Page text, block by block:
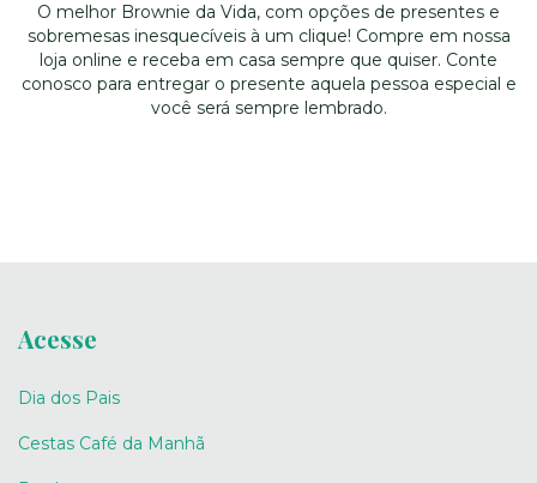
O melhor Brownie da Vida, com opções de presentes e
sobremesas inesquecíveis à um clique! Compre em nossa
loja online e receba em casa sempre que quiser. Conte
conosco para entregar o presente aquela pessoa especial e
você será sempre lembrado.
Acesse
Dia dos Pais
Cestas Café da Manhã